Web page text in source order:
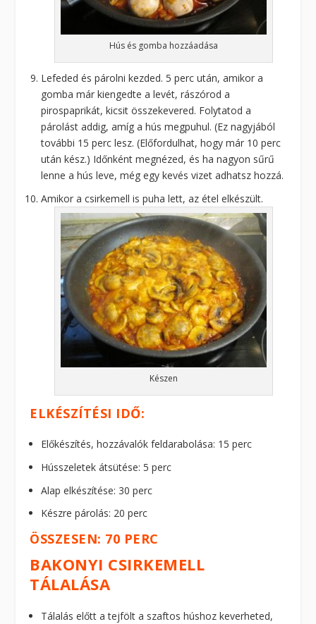
Hús és gomba hozzáadása
Lefeded és párolni kezded. 5 perc után, amikor a
gomba már kiengedte a levét, rászórod a
pirospaprikát, kicsit összekevered. Folytatod a
párolást addig, amíg a hús megpuhul. (Ez nagyjából
további 15 perc lesz. (Előfordulhat, hogy már 10 perc
után kész.) Időnként megnézed, és ha nagyon sűrű
lenne a hús leve, még egy kevés vizet adhatsz hozzá.
Amikor a csirkemell is puha lett, az étel elkészült.
Készen
ELKÉSZÍTÉSI IDŐ:
Előkészítés, hozzávalók feldarabolása: 15 perc
Hússzeletek átsütése: 5 perc
Alap elkészítése: 30 perc
Készre párolás: 20 perc
ÖSSZESEN: 70 PERC
BAKONYI CSIRKEMELL
TÁLALÁSA
Tálalás előtt a tejfölt a szaftos húshoz keverheted,